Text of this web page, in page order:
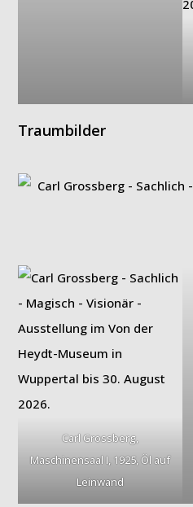
Traumbilder
Carl Grossberg,
Maschinensaal I, 1925, Öl auf
Leinwand